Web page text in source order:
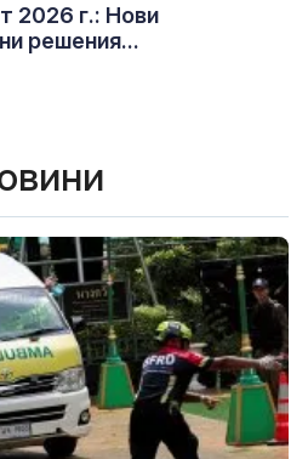
2026 г.: Нови
решения...